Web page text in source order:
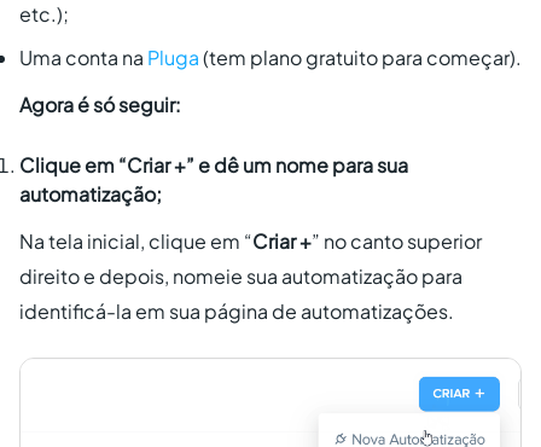
etc.);
Uma conta na Pluga(tem plano gratuito para começar).
Agora é só seguir:
Clique em “Criar +” e dê um nome para sua
automatização;
Na tela inicial, clique em “Criar +” no canto superior
direito e depois, nomeie sua automatização para
identificá-la em sua página de automatizações.